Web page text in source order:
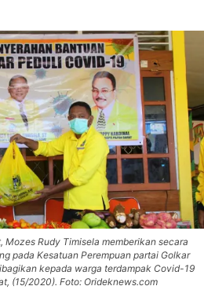
Mozes Rudy Timisela memberikan secara
pada Kesatuan Perempuan partai Golkar
kepada warga terdampak Covid-19
(15/2020). Foto: Orideknews.com